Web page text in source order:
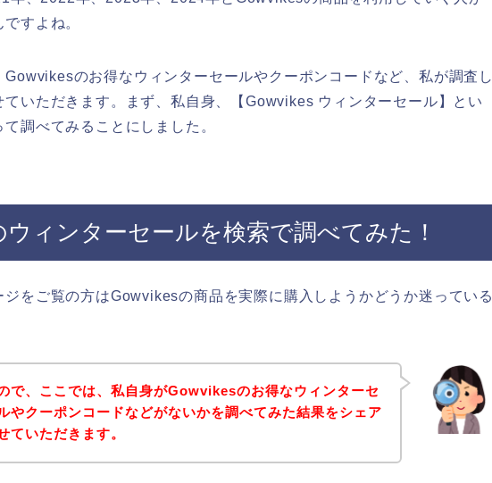
すよね。
Gowvikesのお得なウィンターセールやクーポンコードなど、私が調査し
ていただきます。まず、私自身、【Gowvikes ウィンターセール】とい
調べてみることにしました。
ウィンターセールを検索で調べてみた！
ジをご覧の方はGowvikesの商品を実際に購入しようかどうか迷っている
で、ここでは、私自身がGowvikesのお得なウィンターセ
やクーポンコードなどがないかを調べてみた結果をシェア
ていただきます。